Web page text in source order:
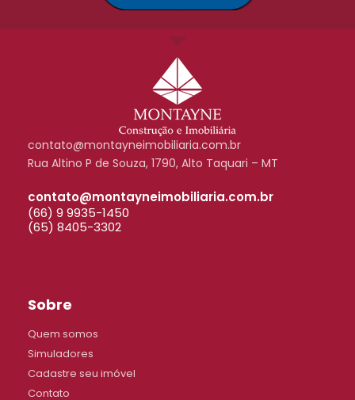
contato@montayneimobiliaria.com.br
Rua Altino P de Souza, 1790, Alto Taquari – MT
contato@montayneimobiliaria.com.br
(66) 9 9935-1450
(65) 8405-3302
Sobre
Quem somos
Simuladores
Cadastre seu imóvel
Contato